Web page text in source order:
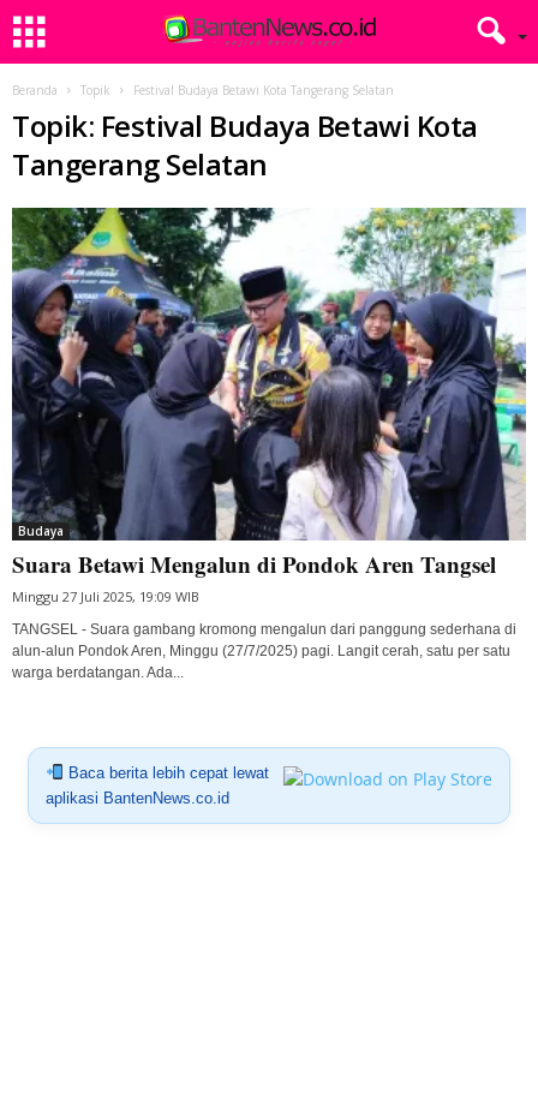
Beranda Topik Festival Budaya Betawi Kota Tangerang Selatan
Topik: Festival Budaya Betawi Kota
Tangerang Selatan
Budaya
Suara Betawi Mengalun di Pondok Aren Tangsel
Minggu 27 Juli 2025, 19:09 WIB
TANGSEL - Suara gambang kromong mengalun dari panggung sederhana di
alun-alun Pondok Aren, Minggu (27/7/2025) pagi. Langit cerah, satu per satu
warga berdatangan. Ada...
Baca berita lebih cepat lewat
aplikasi BantenNews.co.id